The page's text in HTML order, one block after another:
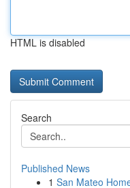
HTML is disabled
Search
Published News
1 San Mateo